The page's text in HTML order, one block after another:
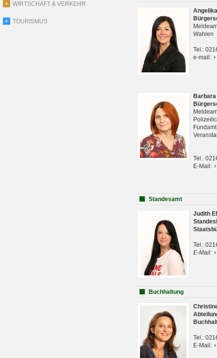
WIRTSCHAFT & VERKEHR
TOURISMUS
Wahlen
Tel.:
e-mail:
Tel.:
E-Mail:
Standesamt
Judith
Tel.:
E-Mail:
Buchhaltung
Tel.:
E-Mail: